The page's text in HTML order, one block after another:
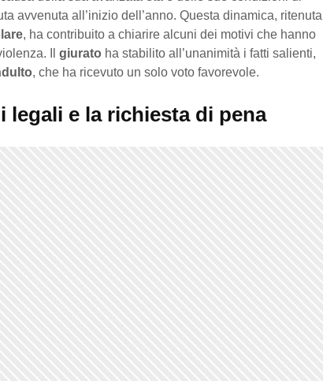
avvenuta all’inizio dell’anno. Questa dinamica, ritenuta
, ha contribuito a chiarire alcuni dei motivi che hanno
Il giurato ha stabilito all’unanimità i fatti salienti,
, che ha ricevuto un solo voto favorevole.
legali e la richiesta di pena